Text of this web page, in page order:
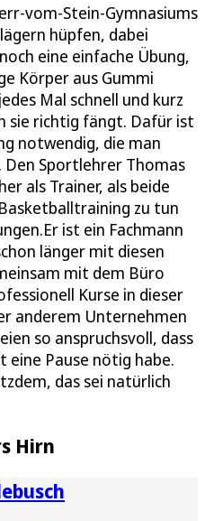
vom-Stein-Gymnasiums
hüpfen, dabei
eine einfache Übung,
Körper aus Gummi
Mal schnell und kurz
sie richtig fängt. Dafür ist
notwendig, die man
Sportlehrer Thomas
als Trainer, als beide
zu tun
ist ein Fachmann
länger mit diesen
mit dem Büro
Kurse in dieser
anderem Unternehmen
so anspruchsvoll, dass
eine Pause nötig habe.
das sei natürlich
Hirn